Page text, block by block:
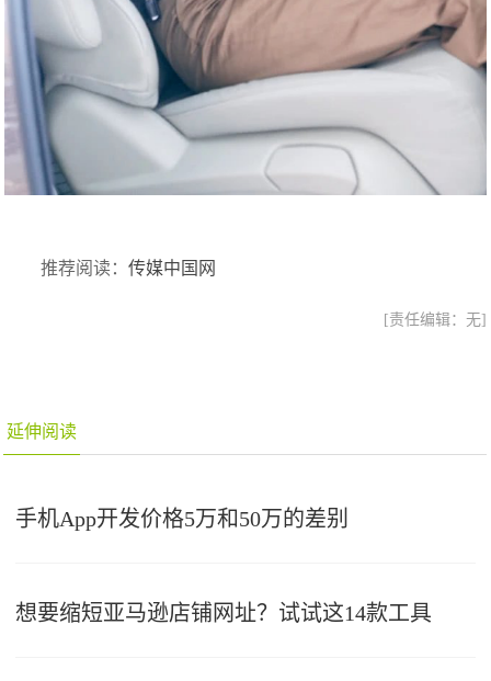
推荐阅读：传媒中国网
[责任编辑：无]
延伸阅读
手机App开发价格5万和50万的差别
想要缩短亚马逊店铺网址？试试这14款工具